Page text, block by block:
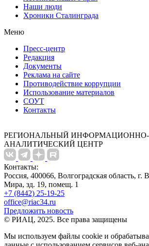
Наши люди
Хроники Сталинграда
Меню
Пресс-центр
Редакция
Документы
Реклама на сайте
Противодействие коррупции
Использование материалов
СОУТ
Контакты
РЕГИОНАЛЬНЫЙ ИНФОРМАЦИОННО-
АНАЛИТИЧЕСКИЙ ЦЕНТР
Контакты:
Россия, 400066, Волгоградская область, г.
Мира, зд. 19, помещ. 1
+7 (8442) 25-19-25
office@riac34.ru
Предложить новость
© РИАЦ, 2025. Все права защищены
Мы используем файлы сookie и